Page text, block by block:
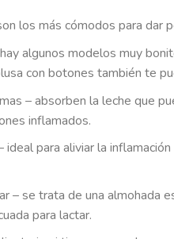
los más cómodos para dar
algunos modelos muy
con botones también te
– absorben la leche que
inflamados.
ideal para aliviar la
– se trata de una almohada
para lactar.